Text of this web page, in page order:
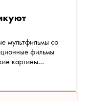
мультфильмы со
фильмы
картины